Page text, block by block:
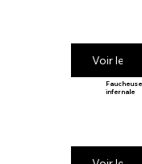
Voir le
Faucheuse
infernale